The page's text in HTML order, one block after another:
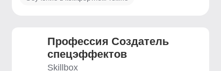
Профессия Создатель
спецэффектов
Skillbox